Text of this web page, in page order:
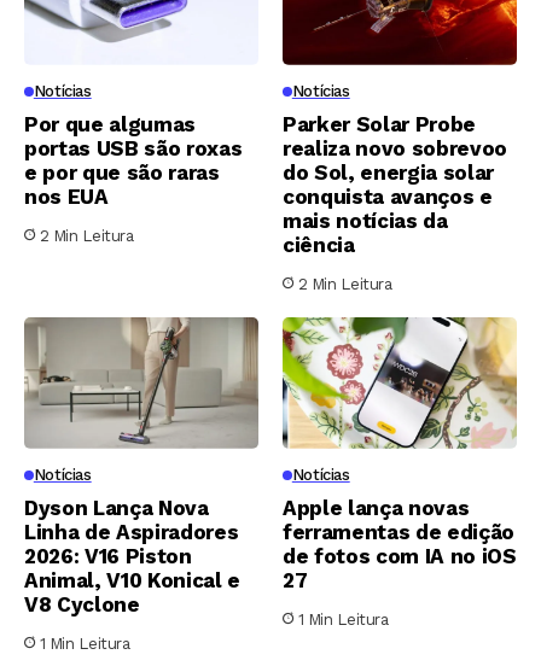
Notícias
Por que algumas
portas USB são roxas
e por que são raras
nos EUA
2 Min Leitura
Notícias
Parker Solar Probe
realiza novo sobrevoo
do Sol, energia solar
conquista avanços e
mais notícias da
ciência
2 Min Leitura
Notícias
Dyson Lança Nova
Linha de Aspiradores
2026: V16 Piston
Animal, V10 Konical e
V8 Cyclone
1 Min Leitura
Notícias
Apple lança novas
ferramentas de edição
de fotos com IA no iOS
27
1 Min Leitura